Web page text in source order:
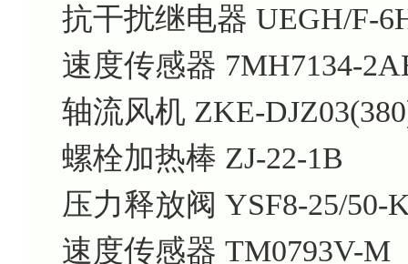
抗干扰继电器 UEGH/F-
速度传感器 7MH7134-
轴流风机 ZKE-
螺栓加热棒 ZJ-22-1B
压力释放阀 YSF8-25/50-
速度传感器 TM0793V-M